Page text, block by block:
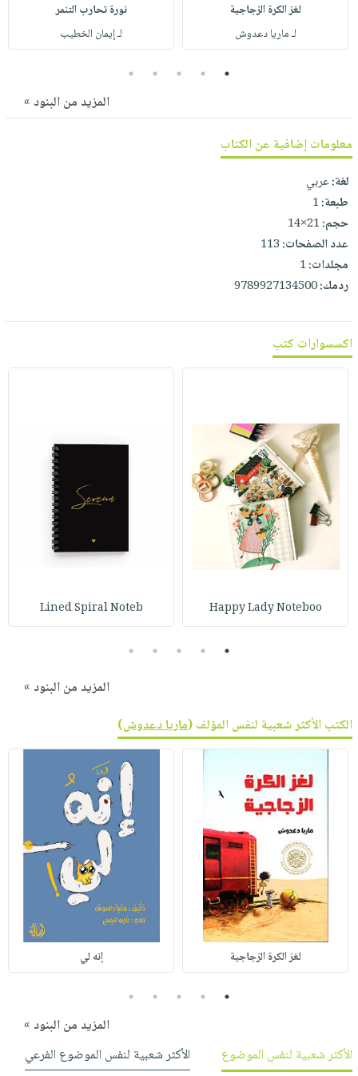
صابون
أطفال
فيديوهات
أسئلة
وفرات
انشر
كتابك
تواصل
معنا
التسوق
لغز الكرة الزجاجية
لـ ماريا دعدوش
نورة تحارب التنمر
لـ إيمان الخطيب
1
2
3
4
5
المزيد من البنود »
معلومات إضافية عن الكتاب
لغة:عربي
طبعة:1
حجم:21×14
عدد الصفحات:113
مجلدات:1
ردمك:9789927134500
اكسسوارات كتب
Happy Lady Noteboo
Lined Spiral Noteb
1
2
3
4
5
المزيد من البنود »
الكتب الأكثر شعبية لنفس المؤلف (ماريا دعدوش)
لغز الكرة الزجاجية إنه لي
1
2
3
4
5
المزيد من البنود »
الأكثر شعبية لنفس الموضوع
الأكثر شعبية لنفس الموضوع الفرعي